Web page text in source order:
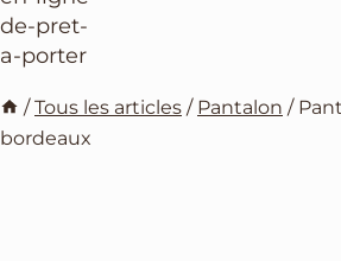
/ Tous les articles / Pantalon /
bordeaux